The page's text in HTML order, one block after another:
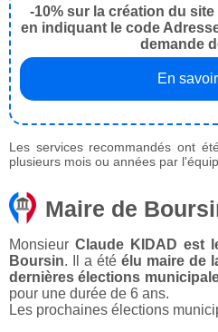
-10% sur la création du
en indiquant le code
demande
En
Les services recommandés ont
plusieurs mois ou années par
Maire de
MonsieurClaude KIDAD est
Boursin. Il a été élu maire de
dernières élections
pour une durée de 6 ans.
Les prochaines élections